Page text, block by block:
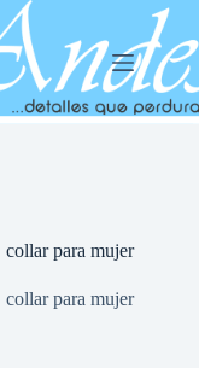
collar para mujer
collar para mujer